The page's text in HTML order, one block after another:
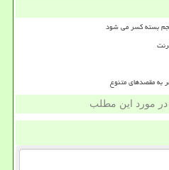
بسته کسر می شود
به مقصدهای متنوع
در مورد این مطلب